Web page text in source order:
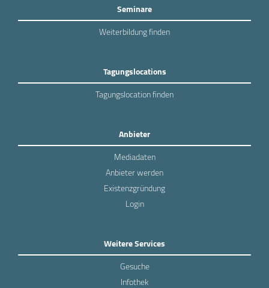
Seminare
Weiterbildung finden
Tagungslocations
Tagungslocation finden
Anbieter
Mediadaten
Anbieter werden
Existenzgründung
Login
Weitere Services
Gesuche
Infothek